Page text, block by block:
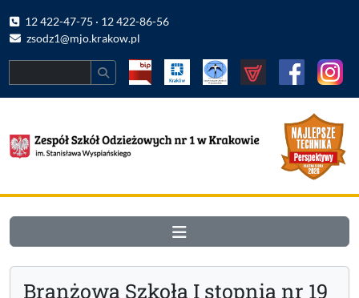
12 422-47-75 · 12 422-86-56
zsodz1@mjo.krakow.pl
Branżowa Szkoła I stopnia nr 19